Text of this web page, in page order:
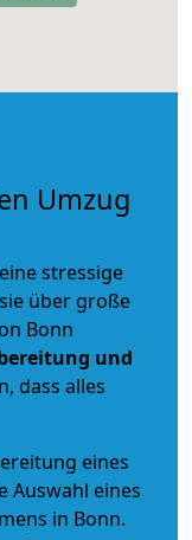
Umzug
stressige
über große
Bonn
und
dass alles
eines
Auswahl eines
in Bonn.